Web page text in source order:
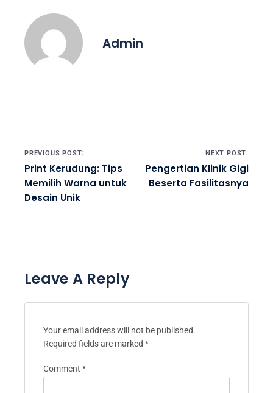
Admin
Post navigation
PREVIOUS POST:
Print Kerudung: Tips
Memilih Warna untuk
Desain Unik
NEXT POST:
Pengertian Klinik Gigi
Beserta Fasilitasnya
Leave A Reply
Your email address will not be published.
Required fields are marked *
Comment *